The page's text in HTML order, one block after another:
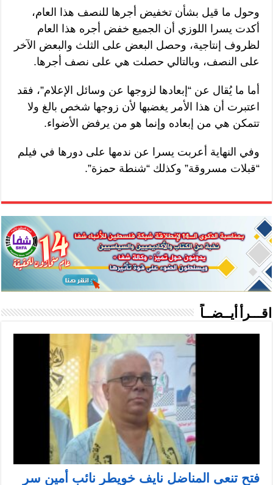
وحول ما قيل بشأن تخفيض أجرها للنصف هذا العام،
أكدت يسرا اللوزي أن الجميع خفض أجره هذا العام
لظروف إنتاجية، وحصل البعض على الثلث والبعض الآخر
على النصف، وبالتالي حصلت هي على نصف أجرها.
أما ما يُقال عن “إبعادها لزوجها عن وسائل الإعلام”، فقد
اعتبرت أن هذا الأمر يغضبها لأن زوجها شخص بالغ ولا
تتمكن هي من إبعاده وإنما هو من يرفض الأضواء.
وفي النهاية أعربت يسرا عن ندمها على دورها في فيلم
“قبلات مسروقة” وكذلك “شنطة حمزة”.
اقـــرأ أيــضــاً
فتح تنعى المناضل نايف خويطر نائب أمين سر